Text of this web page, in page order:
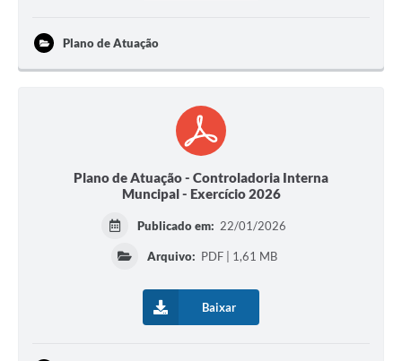
Plano de Atuação
Plano de Atuação - Controladoria Interna
Muncipal - Exercício 2026
Publicado em: 22/01/2026
Arquivo: PDF | 1,61 MB
Baixar